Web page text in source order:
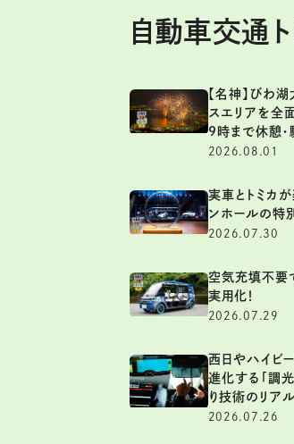
自動車交通
【名神】びわ
スエリアを全
9時まで休憩
2026.08.01
実車とトミカ
ンホールの特
2026.07.30
空気充填不要
実用化！
2026.07.29
西日やハイビ
進化する「調
り技術のリアル
2026.07.26